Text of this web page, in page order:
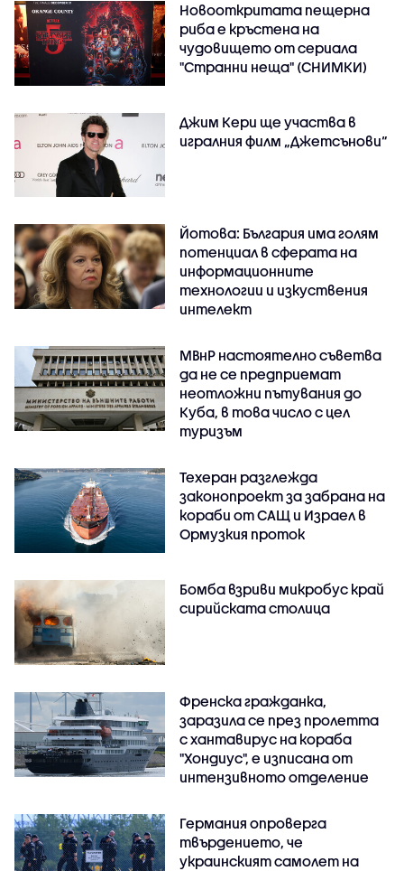
Новооткритата пещерна
риба е кръстена на
чудовището от сериала
"Странни неща" (СНИМКИ)
Джим Кери ще участва в
игралния филм „Джетсънови“
Йотова: България има голям
потенциал в сферата на
информационните
технологии и изкуствения
интелект
МВнР настоятелно съветва
да не се предприемат
неотложни пътувания до
Куба, в това число с цел
туризъм
Техеран разглежда
законопроект за забрана на
кораби от САЩ и Израел в
Ормузкия проток
Бомба взриви микробус край
сирийската столица
Френска гражданка,
заразила се през пролетта
с хантавирус на кораба
"Хондиус", е изписана от
интензивното отделение
Германия опроверга
твърдението, че
украинският самолет на